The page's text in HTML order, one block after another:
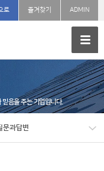
로 즐겨찾기 ADMIN
믿음을 주는 기업입니다.
문과답변